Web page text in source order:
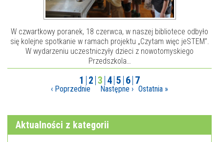
W czwartkowy poranek, 18 czerwca, w naszej bibliotece odbyło
się kolejne spotkanie w ramach projektu „Czytam więc jeSTEM”.
W wydarzeniu uczestniczyły dzieci z nowotomyskiego
Przedszkola…
1 2 3 4 5 6 7
‹ Poprzednie Następne › Ostatnia »
Aktualności z kategorii